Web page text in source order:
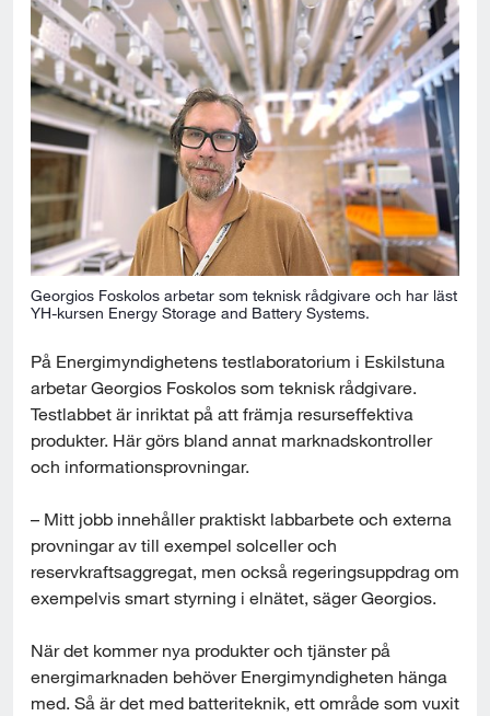
Georgios Foskolos arbetar som teknisk rådgivare och har läst
YH-kursen Energy Storage and Battery Systems.
På Energimyndighetens testlaboratorium i Eskilstuna
arbetar Georgios Foskolos som teknisk rådgivare.
Testlabbet är inriktat på att främja resurseffektiva
produkter. Här görs bland annat marknadskontroller
och informationsprovningar.
– Mitt jobb innehåller praktiskt labbarbete och externa
provningar av till exempel solceller och
reservkraftsaggregat, men också regeringsuppdrag om
exempelvis smart styrning i elnätet, säger Georgios.
När det kommer nya produkter och tjänster på
energimarknaden behöver Energimyndigheten hänga
med. Så är det med batteriteknik, ett område som vuxit